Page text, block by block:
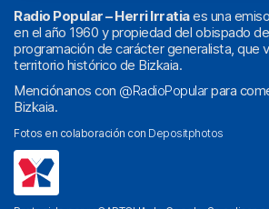
Radio Popular – Herri Irratiaes una
en el año 1960 y propiedad del obispado
programación de carácter generalista, que
territorio histórico de Bizkaia.
Menciónanos con @RadioPopularpara
Bizkaia.
Fotos en colaboración con Depositphotos